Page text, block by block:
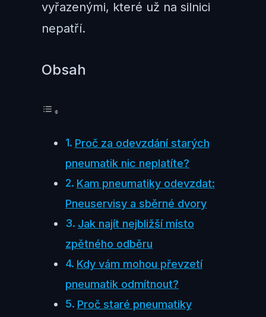
vyřazenými, které už na silnici
nepatří.
Obsah
Proč za odevzdání starých
pneumatik nic neplatíte?
Kam pneumatiky odevzdat:
Pneuservisy a sběrné dvory
Jak najít nejbližší místo
zpětného odběru
Kdy vám mohou převzetí
pneumatik odmítnout?
Proč staré pneumatiky